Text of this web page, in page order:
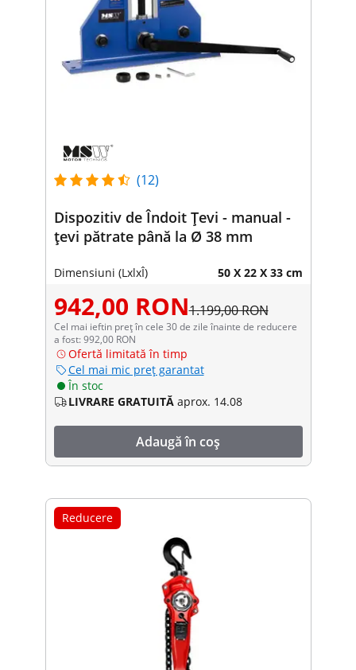
(12)
Dispozitiv de Îndoit Țevi - manual -
țevi pătrate până la Ø 38 mm
Dimensiuni (LxlxÎ) 50 X 22 X 33 cm
942,00 RON1.199,00 RON
Cel mai ieftin preț în cele 30 de zile înainte de reducere
a fost: 992,00 RON
Ofertă limitată în timp
Cel mai mic preț garantat
În stoc
LIVRARE GRATUITĂ aprox. 14.08
Adaugă în coș
Reducere